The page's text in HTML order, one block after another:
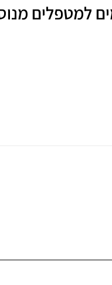
למטפלים